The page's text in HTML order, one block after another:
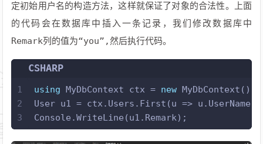
定初始用户名的构造方法，这样就保证了对象的合法性。上面
的代码会在数据库中插入一条记录，我们修改数据库中
Remark列的值为“you”,然后执行代码。
CSHARP
1
2
3
using MyDbContext ctx = new MyDbContext();
User u1 = ctx.Users.First(u => u.UserName
Console.WriteLine(u1.Remark);